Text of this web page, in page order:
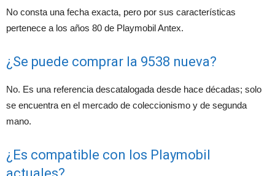
No consta una fecha exacta, pero por sus características
pertenece a los años 80 de Playmobil Antex.
¿Se puede comprar la 9538 nueva?
No. Es una referencia descatalogada desde hace décadas; solo
se encuentra en el mercado de coleccionismo y de segunda
mano.
¿Es compatible con los Playmobil